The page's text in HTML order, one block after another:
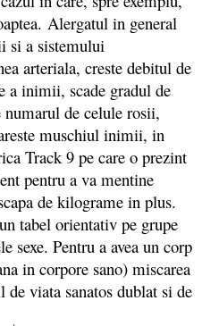
Alergatul in general
si a sistemului
arteriala, creste debitul de
a inimii, scade gradul de
numarul de celule rosii,
muschiul inimii, in
Track 9 pe care o prezint
pentru a va mentine
de kilograme in plus.
tabel orientativ pe grupe
sexe. Pentru a avea un corp
in corpore sano) miscarea
viata sanatos dublat si de